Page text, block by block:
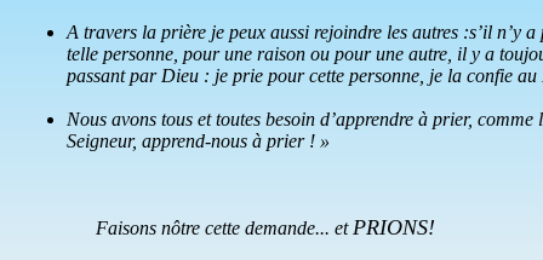
A travers la prière je peux aussi rejoindre les autres :s’il n’y
telle personne, pour une raison ou pour une autre, il y a
passant par Dieu : je prie pour cette personne, je la confie au
Nous avons tous et toutes besoin d’apprendre à prier,
Seigneur, apprend-nous à prier ! »
Faisons nôtre cette demande... et PRIONS!